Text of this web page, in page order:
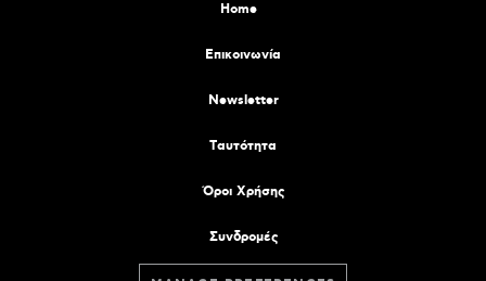
Home
Επικοινωνία
Newsletter
Tαυτότητα
Όροι Χρήσης
Συνδρομές